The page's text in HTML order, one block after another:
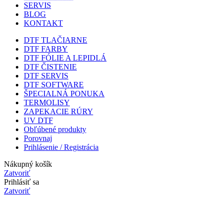
SERVIS
BLOG
KONTAKT
DTF TLAČIARNE
DTF FARBY
DTF FÓLIE A LEPIDLÁ
DTF ČISTENIE
DTF SERVIS
DTF SOFTWARE
ŠPECIALNÁ PONUKA
TERMOLISY
ZAPEKACIE RÚRY
UV DTF
Obľúbené produkty
Porovnaj
Prihlásenie / Registrácia
Nákupný košík
Zatvoriť
Prihlásiť sa
Zatvoriť